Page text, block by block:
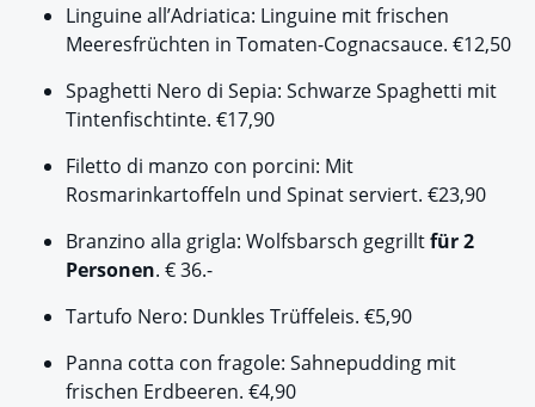
Linguine all’Adriatica: Linguine mit frischen
Meeresfrüchten in Tomaten-Cognacsauce. €12,50
Spaghetti Nero di Sepia: Schwarze Spaghetti mit
Tintenfischtinte. €17,90
Filetto di manzo con porcini: Mit
Rosmarinkartoffeln und Spinat serviert. €23,90
Branzino alla grigla: Wolfsbarsch gegrilltfür 2
Personen. € 36.-
Tartufo Nero: Dunkles Trüffeleis. €5,90
Panna cotta con fragole: Sahnepudding mit
frischen Erdbeeren. €4,90